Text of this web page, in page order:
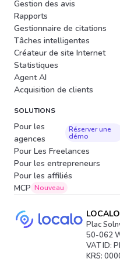
Gestion des avis
Rapports
Gestionnaire de citations
Tâches intelligentes
Créateur de site Internet
Statistiques
Agent AI
Acquisition de clients
SOLUTIONS
Pour les
agences
Réserver une
démo
Pour Les Freelances
Pour les entrepreneurs
Pour les affiliés
MCP Nouveau
Plac
50-062
VAT ID:
KRS: